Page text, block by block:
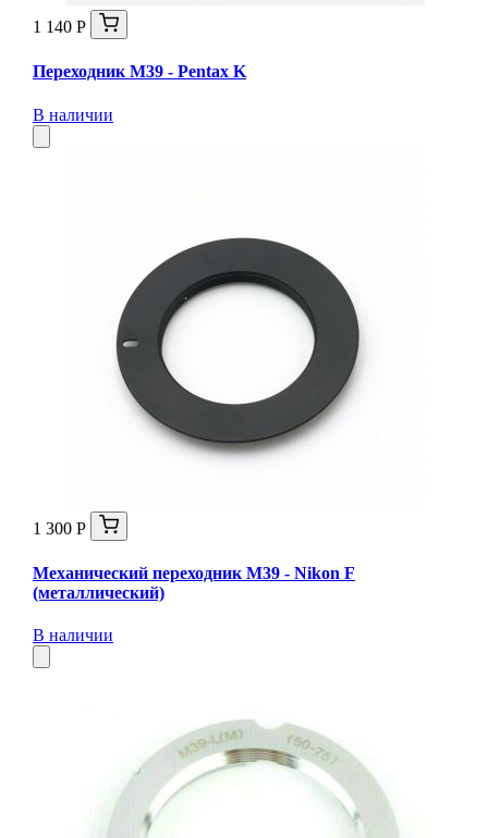
1 140 Р
Переходник M39 - Pentax K
В наличии
1 300 Р
Механический переходник M39 - Nikon F
(металлический)
В наличии